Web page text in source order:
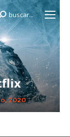
buscar...
2020